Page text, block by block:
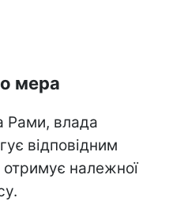
мера
Рами, влада
відповідним
належної